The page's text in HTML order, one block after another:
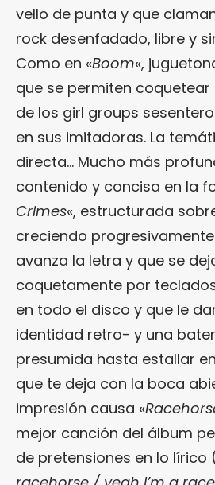
vello de punta y que
rock desenfadado, libre y
Como en «Boom«,
que se permiten
de los girl groups
en sus imitadoras. La
directa… Mucho más
contenido y concisa en la
Crimes«, estructurada
creciendo
avanza la letra y que se
coquetamente por
en todo el disco y que le
identidad retro- y una
presumida hasta estallar
que te deja con la boca
impresión causa «
mejor canción del álbum
de pretensiones en lo lírico